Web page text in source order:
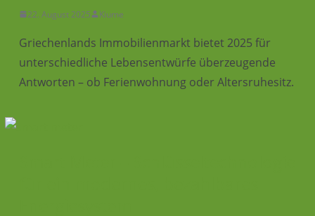
22. August 2025 Kiume
Griechenlands Immobilienmarkt bietet 2025 für
unterschiedliche Lebensentwürfe überzeugende
Antworten – ob Ferienwohnung oder Altersruhesitz.